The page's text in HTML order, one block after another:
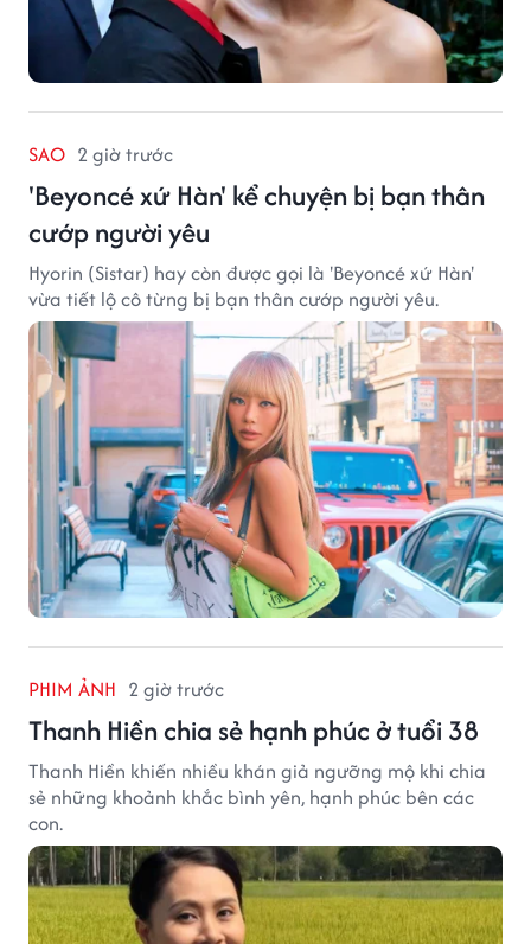
SAO 2 giờ trước
'Beyoncé xứ Hàn' kể chuyện bị bạn thân
cướp người yêu
Hyorin (Sistar) hay còn được gọi là 'Beyoncé xứ Hàn'
vừa tiết lộ cô từng bị bạn thân cướp người yêu.
PHIM ẢNH 2 giờ trước
Thanh Hiền chia sẻ hạnh phúc ở tuổi 38
Thanh Hiền khiến nhiều khán giả ngưỡng mộ khi chia
sẻ những khoảnh khắc bình yên, hạnh phúc bên các
con.